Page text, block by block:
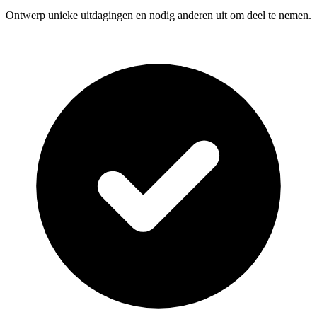
Ontwerp unieke uitdagingen en nodig anderen uit om deel te nemen.